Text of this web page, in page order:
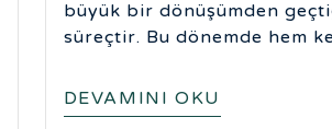
büyük bir dönüşümden
süreçtir. Bu dönemde hem
desteklemek için düzenli,
bilinçli hareket etmek büyük
DEVAMINI OKU